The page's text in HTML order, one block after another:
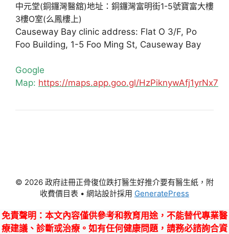
中元堂(銅鑼灣醫舘)地址：銅鑼灣富明街1-5號寶富大樓
3樓O室(么鳳樓上)
Causeway Bay clinic address: Flat O 3/F, Po
Foo Building, 1-5 Foo Ming St, Causeway Bay
Google
Map: https://maps.app.goo.gl/HzPiknywAfj1yrNx7
© 2026 政府註冊正骨復位跌打醫生好推介要有醫生紙，附
收費價目表 • 網站設計採用 GeneratePress
免責聲明 ：本文內容僅供參考和教育用途，不能替代專業醫
療建議、診斷或治療。如有任何健康問題，請務必諮詢合資